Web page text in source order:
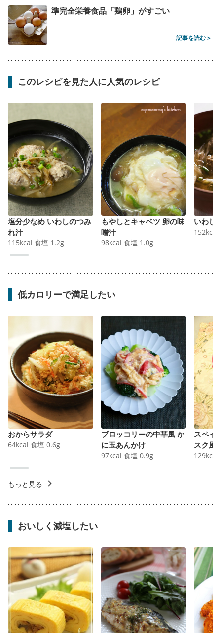
準完全栄養食品「鶏卵」がすごい
記事を読む >
このレシピを見た人に人気のレシピ
塩分少なめ いわしのつみ
れ汁
115kcal 食塩 1.2g
もやしとキャベツ 卵の味
噌汁
98kcal 食塩 1.0g
いわし
152kcal
低カロリーで満足したい
おからサラダ
64kcal 食塩 0.6g
ブロッコリーの中華風 か
に玉あんかけ
97kcal 食塩 0.9g
スペイ
スク風
129kcal
もっと見る
おいしく減塩したい